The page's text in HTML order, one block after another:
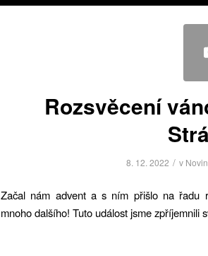
Rozsvěcení
8. 12. 2022 / v
Začal nám advent a s ním přišlo na řadu
mnoho dalšího! Tuto událost jsme zpříjemnili